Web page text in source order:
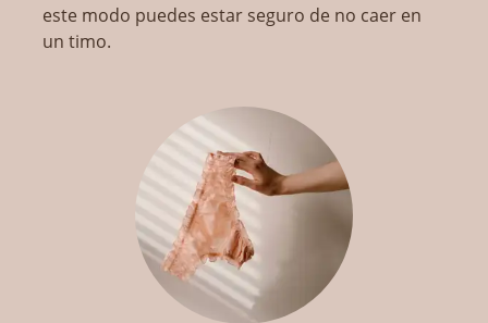
este modo puedes estar seguro de no caer en
un timo.